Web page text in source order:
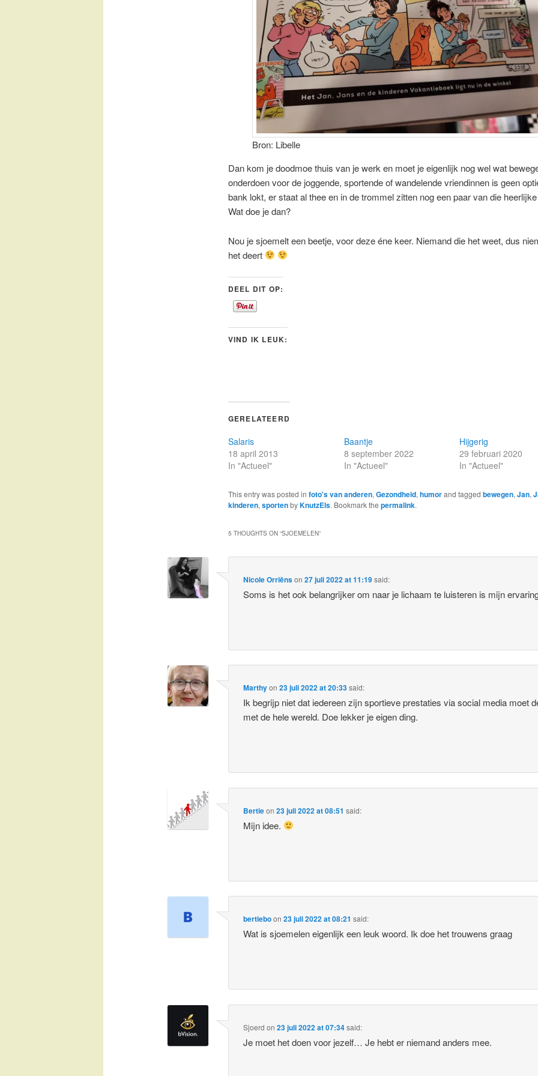
Bron: Libelle
Dan kom je doodmoe thuis van je werk en moet je eigenlijk nog wel wat
onderdoen voor de joggende, sportende of wandelende vriendinnen is geen
bank lokt, er staat al thee en in de trommel zitten nog een paar van die
Wat doe je dan?
Nou je sjoemelt een beetje, voor deze éne keer. Niemand die het weet, dus
het deert
DEEL DIT OP:
VIND IK LEUK:
GERELATEERD
Salaris
18 april 2013
In "Actueel"
Baantje
8 september 2022
In "Actueel"
Hijgerig
29 februari 2020
In "Actueel"
This entry was posted in foto's van anderen, Gezondheid, humorand tagged bewegen, Jan,
kinderen, sportenbyKnutzEls. Bookmark the permalink.
5 THOUGHTS ON “SJOEMELEN”
Nicole Orriënson27 juli 2022 at 11:19said:
Soms is het ook belangrijker om naar je lichaam te luisteren is mijn
Marthyon23 juli 2022 at 20:33said:
Ik begrijp niet dat iedereen zijn sportieve prestaties via social media moet
met de hele wereld. Doe lekker je eigen ding.
Bertieon23 juli 2022 at 08:51 said:
Mijn idee.
bertieboon23 juli 2022 at 08:21 said:
Wat is sjoemelen eigenlijk een leuk woord. Ik doe het trouwens graag
Sjoerd on23 juli 2022 at 07:34said:
Je moet het doen voor jezelf… Je hebt er niemand anders mee.